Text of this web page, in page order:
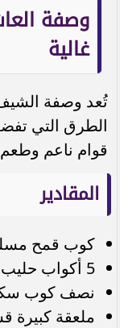
وصفة
غالية
تُعد وصفة
الطرق التي
قوام ناعم
المقادير
كوب قمح
5 أكواب حليب.
نصف كوب
ملعقة كبيرة